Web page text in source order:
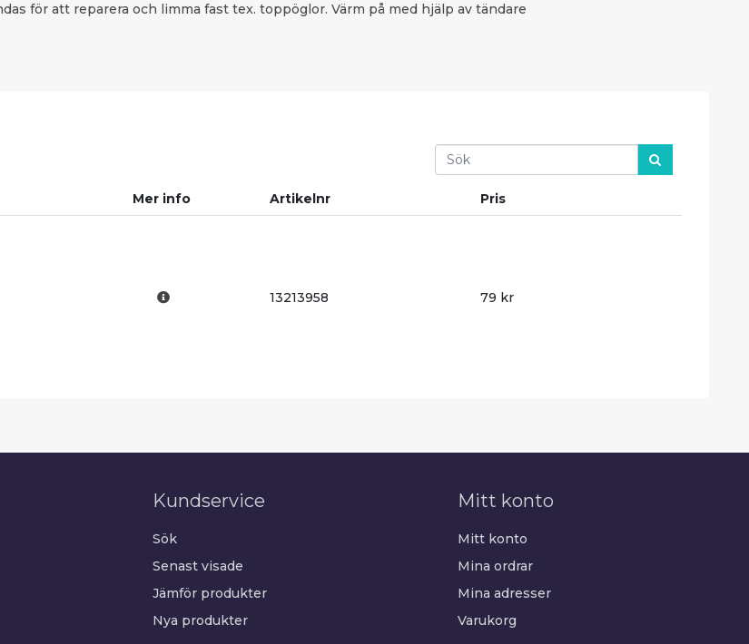
för att reparera och limma fast tex. toppöglor. Värm på med hjälp av tändare
Search
Mer info Artikelnr Pris
13213958 79 kr
Kundservice
Sök
Senast visade
Jämför produkter
Nya produkter
Mitt konto
Mitt konto
Mina ordrar
Mina adresser
Varukorg